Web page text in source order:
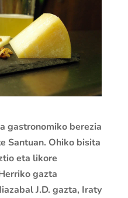
gastronomiko berezia
Santuan. Ohiko bisita
eta likore
gazta
J.D. gazta, Iraty